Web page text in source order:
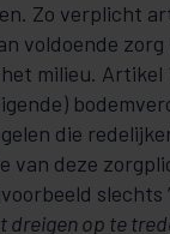
Zo verplicht
voldoende
milieu. Artikel
die
van deze
slechts
op te